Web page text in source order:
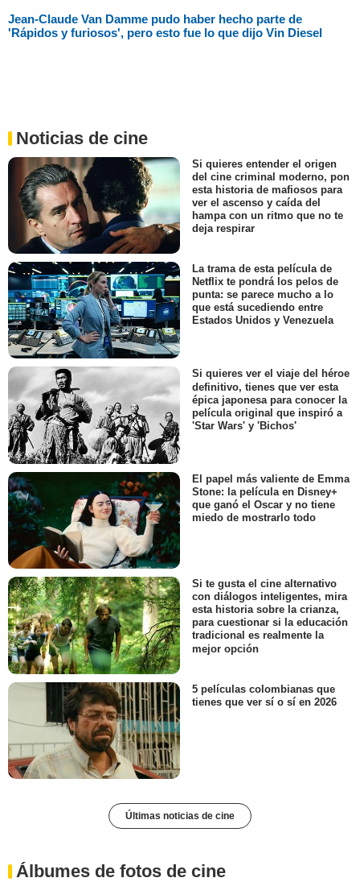
Jean-Claude Van Damme pudo haber hecho parte de
'Rápidos y furiosos', pero esto fue lo que dijo Vin Diesel
Noticias de cine
Si quieres entender el origen
del cine criminal moderno, pon
esta historia de mafiosos para
ver el ascenso y caída del
hampa con un ritmo que no te
deja respirar
La trama de esta película de
Netflix te pondrá los pelos de
punta: se parece mucho a lo
que está sucediendo entre
Estados Unidos y Venezuela
Si quieres ver el viaje del héroe
definitivo, tienes que ver esta
épica japonesa para conocer la
película original que inspiró a
'Star Wars' y 'Bichos'
El papel más valiente de Emma
Stone: la película en Disney+
que ganó el Oscar y no tiene
miedo de mostrarlo todo
Si te gusta el cine alternativo
con diálogos inteligentes, mira
esta historia sobre la crianza,
para cuestionar si la educación
tradicional es realmente la
mejor opción
5 películas colombianas que
tienes que ver sí o sí en 2026
Últimas noticias de cine
Álbumes de fotos de cine